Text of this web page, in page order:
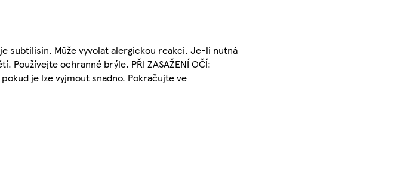
subtilisin. Může vyvolat alergickou reakci. Je-li nutná
ochranné brýle. PŘI ZASAŽENÍ OČÍ:
je lze vyjmout snadno. Pokračujte ve